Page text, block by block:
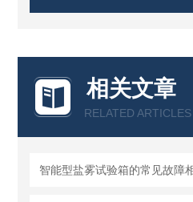
相关文章
RELATED ARTICLES